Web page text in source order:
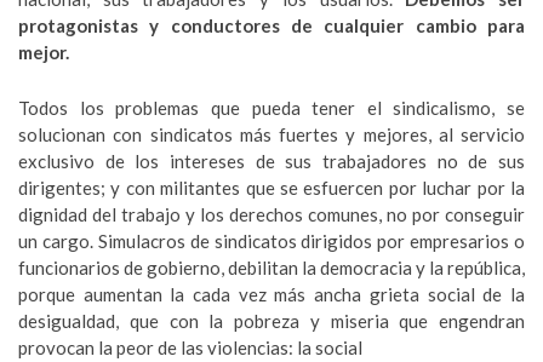
protagonistas y conductores de cualquier cambio para
mejor.
Todos los problemas que pueda tener el sindicalismo, se
solucionan con sindicatos más fuertes y mejores, al servicio
exclusivo de los intereses de sus trabajadores no de sus
dirigentes; y con militantes que se esfuercen por luchar por la
dignidad del trabajo y los derechos comunes, no por conseguir
un cargo. Simulacros de sindicatos dirigidos por empresarios o
funcionarios de gobierno, debilitan la democracia y la república,
porque aumentan la cada vez más ancha grieta social de la
desigualdad, que con la pobreza y miseria que engendran
provocan la peor de las violencias: la social